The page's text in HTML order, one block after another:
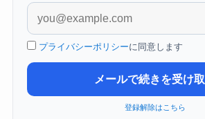
プライバシーポリシーに同意します
メールで続きを受け
登録解除はこちら